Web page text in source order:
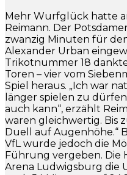
Mehr Wurfglück hatte
Reimann. Der
zwanzig Minuten für
Alexander Urban
Trikotnummer 18
Toren – vier vom
Spiel heraus. „Ich war
länger spielen zu
auch kann“, erzählt
waren gleichwertig. Bis
Duell auf Augenhöhe.“
VfL wurde jedoch die
Führung vergeben. Die
Arena Ludwigsburg die